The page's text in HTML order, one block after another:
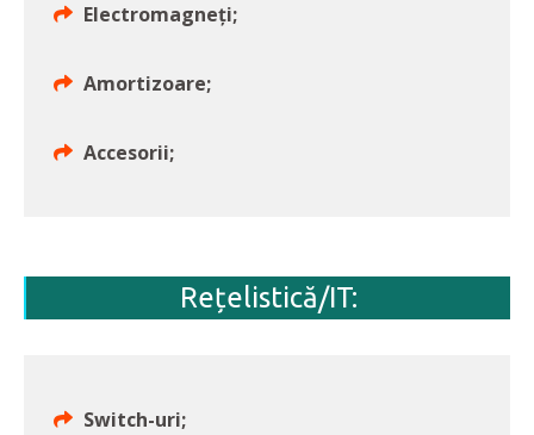
Electromagneți;
Amortizoare;
Accesorii;
Rețelistică/IT:
Switch-uri;